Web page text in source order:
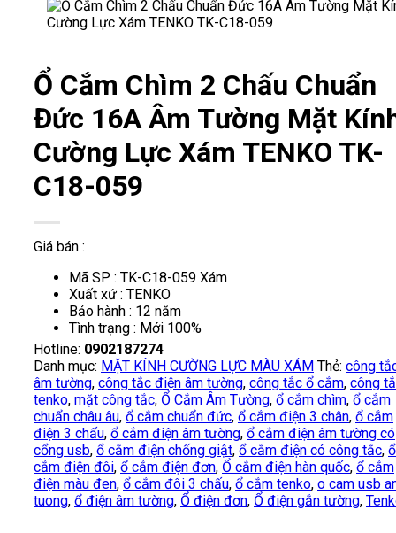
Ổ Cắm Chìm 2 Chấu Chuẩn
Đức 16A Âm Tường Mặt
Cường Lực Xám TENKO TK-
C18-059
Giá bán :
Mã SP : TK-C18-059 Xám
Xuất xứ : TENKO
Bảo hành : 12 năm
Tình trạng : Mới 100%
Hotline: 0902187274
Danh mục: MẶT KÍNH CƯỜNG LỰC MÀU XÁM Thẻ: công
âm tường, công tắc điện âm tường, công tắc ổ cắm, công
tenko, mặt công tắc, Ổ Cắm Âm Tường, ổ cắm chìm, ổ cắm
chuẩn châu âu, ổ cắm chuẩn đức, ổ cắm điện 3 chân, ổ cắm
điện 3 chấu, ổ cắm điện âm tường, ổ cắm điện âm tường có
cổng usb, ổ cắm điện chống giật, ổ cắm điện có công tắc, ổ
cắm điện đôi, ổ cắm điện đơn, Ổ cắm điện hàn quốc, ổ cắm
điện màu đen, ổ cắm đôi 3 chấu, ổ cắm tenko, o cam usb
tuong, ổ điện âm tường, Ổ điện đơn, Ổ điện gắn tường,